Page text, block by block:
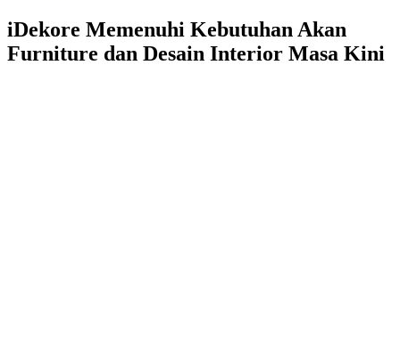
iDekore Memenuhi Kebutuhan Akan
Furniture dan Desain Interior Masa Kini